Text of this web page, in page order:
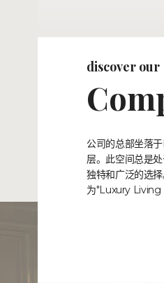
discover our
公司的总部坐落
层。此空间总是
独特和广泛的选
为"Luxury Living